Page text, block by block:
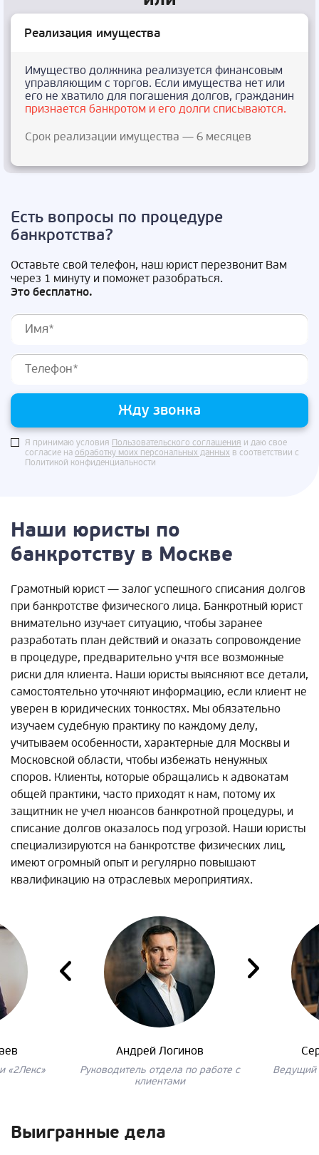
Реализация имущества
Имущество должника реализуется финансовым
управляющим с торгов. Если имущества нет или
его не хватило для погашения долгов, гражданин
признается банкротом и его долги списываются.
Срок реализации имущества — 6 месяцев
Есть вопросы по процедуре
банкротства?
Оставьте свой телефон, наш юрист перезвонит Вам
через 1 минуту и поможет разобраться.
Это бесплатно.
Жду звонка
Я принимаю условия Пользовательского соглашения и даю свое
согласие на обработку моих персональных данных в соответствии с
Политикой конфиденциальности
Наши юристы по
банкротству в Москве
Грамотный юрист — залог успешного списания долгов
при банкротстве физического лица. Банкротный юрист
внимательно изучает ситуацию, чтобы заранее
разработать план действий и оказать сопровождение
в процедуре, предварительно учтя все возможные
риски для клиента. Наши юристы выясняют все детали,
самостоятельно уточняют информацию, если клиент не
уверен в юридических тонкостях. Мы обязательно
изучаем судебную практику по каждому делу,
учитываем особенности, характерные для Москвы и
Московской области, чтобы избежать ненужных
споров. Клиенты, которые обращались к адвокатам
общей практики, часто приходят к нам, потому их
защитник не учел нюансов банкротной процедуры, и
списание долгов оказалось под угрозой. Наши юристы
специализируются на банкротстве физических лиц,
имеют огромный опыт и регулярно повышают
квалификацию на отраслевых мероприятиях.
«2Лекс»
Андрей Логинов
Руководитель отдела по работе с
клиентами
Ведущий
Выигранные дела